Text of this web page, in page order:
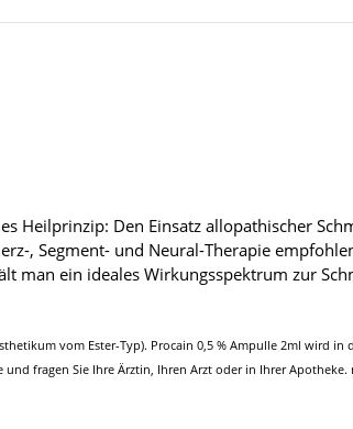
Heilprinzip: Den Einsatz allopathischer
, Segment- und Neural-Therapie
man ein ideales Wirkungsspektrum zur
vom Ester-Typ). Procain 0,5 % Ampulle 2ml wird in
fragen Sie Ihre Ärztin, Ihren Arzt oder in Ihrer